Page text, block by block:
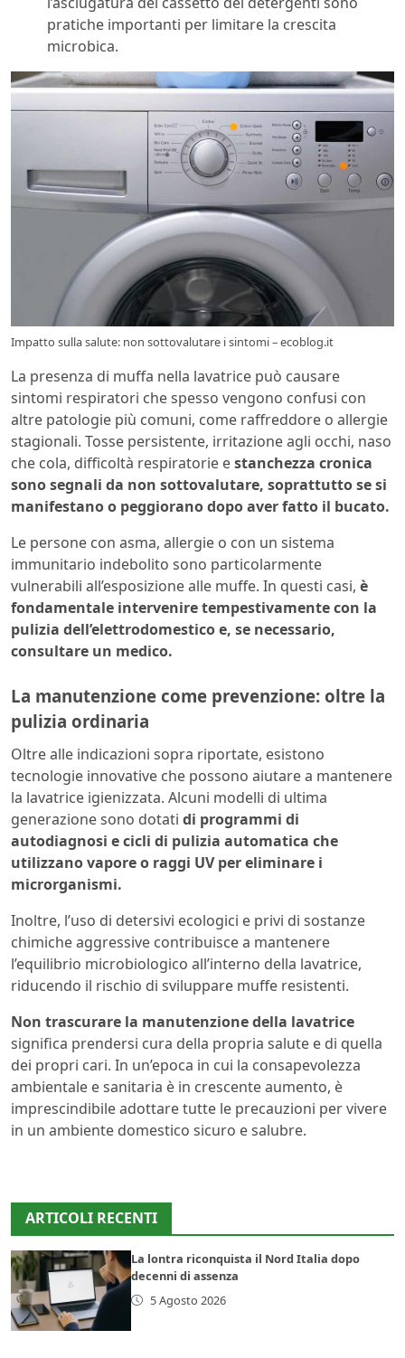
pratiche importanti per limitare la crescita
microbica.
Impatto sulla salute: non sottovalutare i sintomi – ecoblog.it
La presenza di muffa nella lavatrice può causare
sintomi respiratori che spesso vengono confusi con
altre patologie più comuni, come raffreddore o allergie
stagionali. Tosse persistente, irritazione agli occhi, naso
che cola, difficoltà respiratorie estanchezza cronica
sono segnali da non sottovalutare, soprattutto se si
manifestano o peggiorano dopo aver fatto il bucato.
Le persone con asma, allergie o con un sistema
immunitario indebolito sono particolarmente
vulnerabili all’esposizione alle muffe. In questi casi, è
fondamentale intervenire tempestivamente con la
pulizia dell’elettrodomestico e, se necessario,
consultare un medico.
La manutenzione come prevenzione: oltre la
pulizia ordinaria
Oltre alle indicazioni sopra riportate, esistono
tecnologie innovative che possono aiutare a mantenere
la lavatrice igienizzata. Alcuni modelli di ultima
generazione sono dotati di programmi di
autodiagnosi e cicli di pulizia automatica che
utilizzano vapore o raggi UV per eliminare i
microrganismi.
Inoltre, l’uso di detersivi ecologici e privi di sostanze
chimiche aggressive contribuisce a mantenere
l’equilibrio microbiologico all’interno della lavatrice,
riducendo il rischio di sviluppare muffe resistenti.
Non trascurare la manutenzione della lavatrice
significa prendersi cura della propria salute e di quella
dei propri cari. In un’epoca in cui la consapevolezza
ambientale e sanitaria è in crescente aumento, è
imprescindibile adottare tutte le precauzioni per vivere
in un ambiente domestico sicuro e salubre.
ARTICOLI RECENTI
La lontra riconquista il Nord Italia dopo
decenni di assenza
5 Agosto 2026